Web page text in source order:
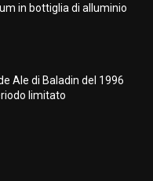
in bottiglia di alluminio
Ale di Baladin del 1996
limitato